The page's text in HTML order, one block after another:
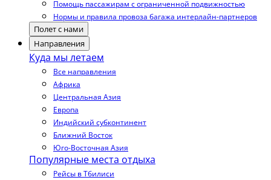
Помощь пассажирам с ограниченной подвижностью
Нормы и правила провоза багажа интерлайн-партнеров
Полет с нами
Направления
Куда мы летаем
Все направления
Африка
Центральная Азия
Европа
Индийский субконтинент
Ближний Восток
Юго-Восточная Азия
Популярные места отдыха
Рейсы в Тбилиси